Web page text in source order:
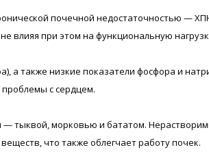
почечной недостаточностью —
влияя при этом на функциональную
а также низкие показатели фосфора и
с сердцем.
тыквой, морковью и бататом.
что также облегчает работу почек.